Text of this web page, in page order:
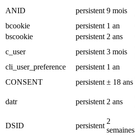
ANID
persistent 9 mois
bcookie
persistent 1 an
bscookie
persistent 2 ans
c_user
persistent 3 mois
cli_user_preference
persistent 1 an
CONSENT
persistent ± 18 ans
datr
persistent 2 ans
DSID persistent
2
semaines